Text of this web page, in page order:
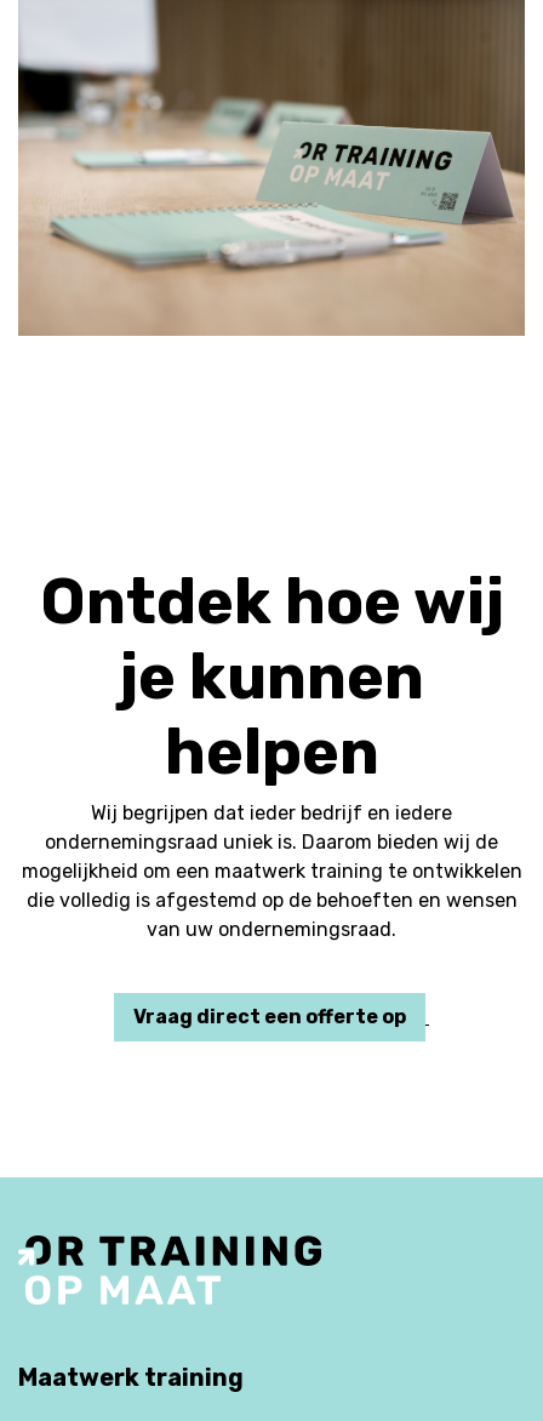
Ontdek hoe wij
je kunnen
helpen
Wij begrijpen dat ieder bedrijf en iedere
ondernemingsraad uniek is. Daarom bieden wij de
mogelijkheid om een maatwerk training te ontwikkelen
die volledig is afgestemd op de behoeften en wensen
van uw ondernemingsraad.
Vraag direct een offerte op
Maatwerk training